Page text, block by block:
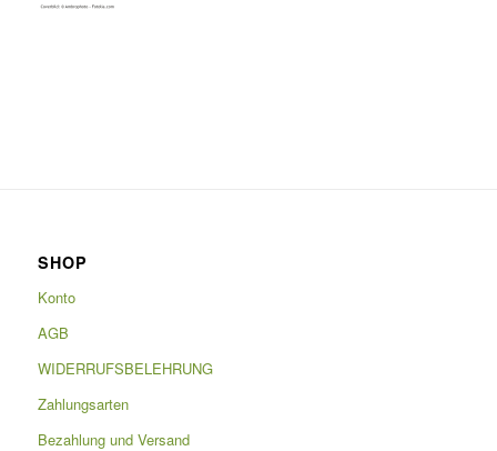
SHOP
Konto
AGB
WIDERRUFSBELEHRUNG
Zahlungsarten
Bezahlung und Versand